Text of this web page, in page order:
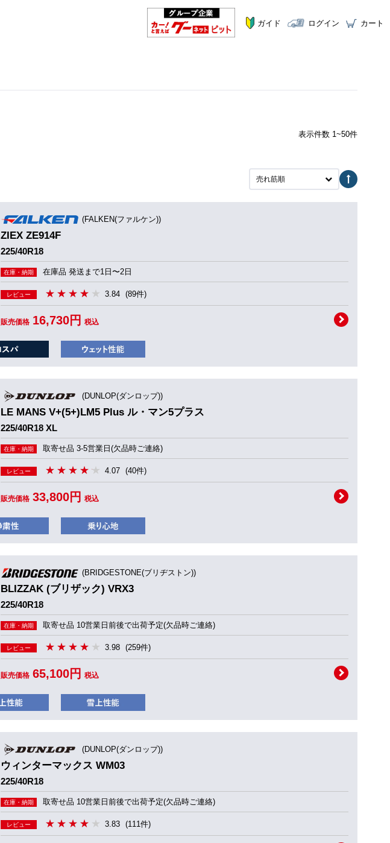
ガイド ログイン カート
表示件数 1~50件
売れ筋順
(FALKEN(ファルケン))
ZIEX ZE914F
225/40R18
在庫・納期 在庫品 発送まで1日〜2日
レビュー 3.84 (89件)
販売価格 16,730円 税込
(DUNLOP(ダンロップ))
LE MANS V+(5+)LM5 Plus ル・マン5プラス
225/40R18 XL
在庫・納期 取寄せ品 3-5営業日(欠品時ご連絡)
レビュー 4.07 (40件)
販売価格 33,800円 税込
(BRIDGESTONE(ブリヂストン))
BLIZZAK (ブリザック) VRX3
225/40R18
在庫・納期 取寄せ品 10営業日前後で出荷予定(欠品時ご連絡)
レビュー 3.98 (259件)
販売価格 65,100円 税込
(DUNLOP(ダンロップ))
ウィンターマックス WM03
225/40R18
在庫・納期 取寄せ品 10営業日前後で出荷予定(欠品時ご連絡)
レビュー 3.83 (111件)